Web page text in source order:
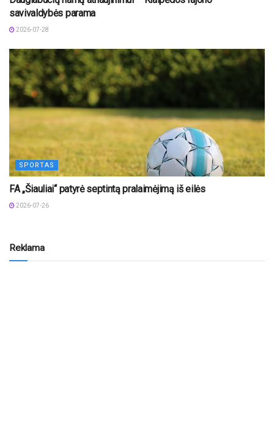
savivaldybės parama
2026-07-28
SPORTAS
FA „Šiauliai“ patyrė septintą pralaimėjimą iš eilės
2026-07-26
Reklama